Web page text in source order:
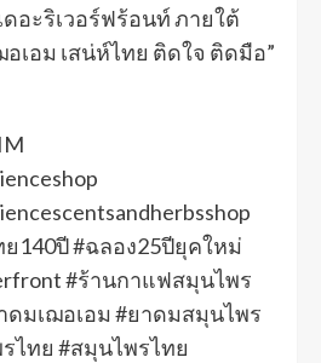
ดอะริเวอร์ฟร้อนท์ ภายใต้
เอม เสน่ห์ไทย ติดใจ ติดมือ”
140ปี #ฉลอง25ปียุคใหม่
#ร้านกาแฟสมุนไพร
ดมเฌอเอม #ยาดมสมุนไพร
ไทย #สมุนไพรไทย